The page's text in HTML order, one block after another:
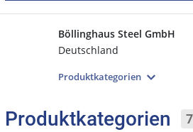
Böllinghaus Steel GmbH
Deutschland
Produktkategorien
Produktkategorien